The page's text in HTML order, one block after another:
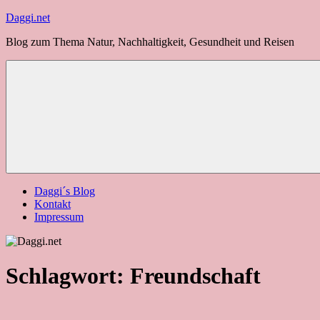
Zum
springen
Daggi.net
Blog zum Thema Natur, Nachhaltigkeit, Gesundheit und Reisen
Daggi´s Blog
Kontakt
Impressum
Schlagwort: Freundschaft